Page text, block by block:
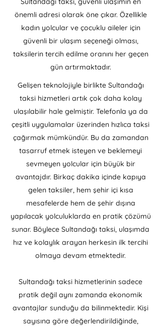
önemli adresi olarak öne çıkar. Özellikle
kadın yolcular ve çocuklu aileler için
güvenli bir ulaşım seçeneği olması,
taksilerin tercih edilme oranını her geçen
gün artırmaktadır.
Gelişen teknolojiyle birlikte Sultandağı
taksi hizmetleri artık çok daha kolay
ulaşılabilir hale gelmiştir. Telefonla ya da
çeşitli uygulamalar üzerinden hızlıca taksi
çağırmak mümkündür. Bu da zamandan
tasarruf etmek isteyen ve beklemeyi
sevmeyen yolcular için büyük bir
avantajdır. Birkaç dakika içinde kapıya
gelen taksiler, hem şehir içi kısa
mesafelerde hem de şehir dışına
yapılacak yolculuklarda en pratik çözümü
sunar. Böylece Sultandağı taksi, ulaşımda
hız ve kolaylık arayan herkesin ilk tercihi
olmaya devam etmektedir.
Sultandağı taksi hizmetlerinin sadece
pratik değil aynı zamanda ekonomik
avantajlar sunduğu da bilinmektedir. Kişi
sayısına göre değerlendirildiğinde,